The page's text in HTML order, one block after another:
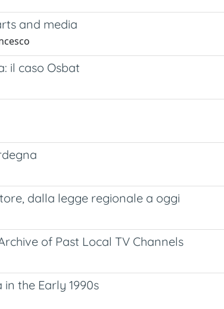
and media
il caso Osbat
dalla legge regionale a oggi
of Past Local TV Channels
the Early 1990s